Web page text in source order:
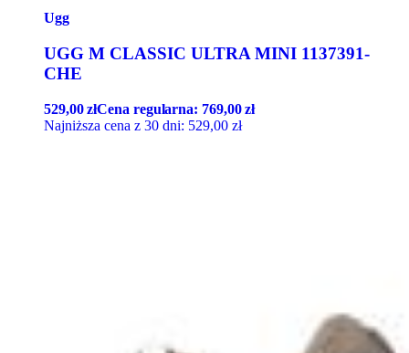
Ugg
UGG M CLASSIC ULTRA MINI 1137391-
CHE
529,00złCena regularna: 769,00zł
Najniższa cena z 30 dni: 529,00 zł